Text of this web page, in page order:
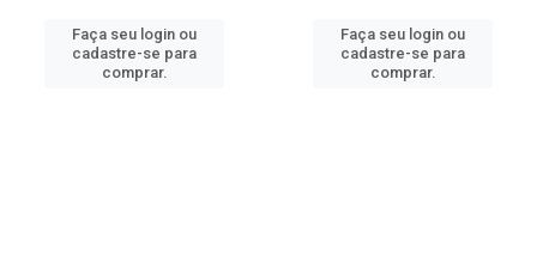
Faça seu login ou
cadastre-se para
comprar.
Faça seu login ou
cadastre-se para
comprar.